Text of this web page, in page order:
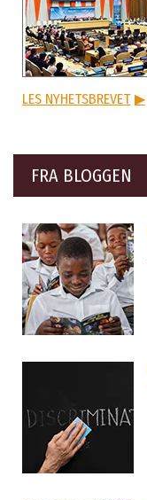
LES NYHETSBREVET ▶
FRA BLOGGEN